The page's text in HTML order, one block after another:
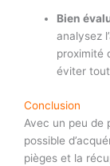
Bien
analysez
proximité
éviter
Conclusion
Avec un peu de
possible
pièges et la